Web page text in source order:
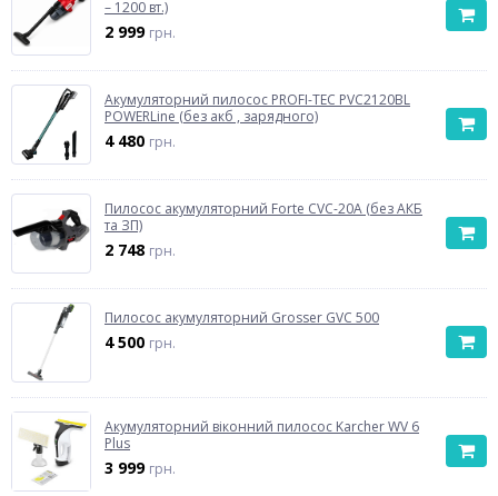
– 1200 вт.)
2 999 грн.
Акумуляторний пилосос PROFI-TEC PVC2120BL
POWERLine (без акб , зарядного)
4 480 грн.
Пилосос акумуляторний Forte CVC-20A (без АКБ
та ЗП)
2 748 грн.
Пилосос акумуляторний Grosser GVC 500
4 500 грн.
Акумуляторний віконний пилосос Karcher WV 6
Plus
3 999 грн.